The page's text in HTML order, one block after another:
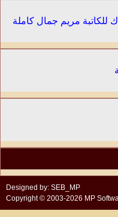
للكاتبة مريم جمال كاملة
Designed by: SEB_MP
Copyright © 2003-2026 MP